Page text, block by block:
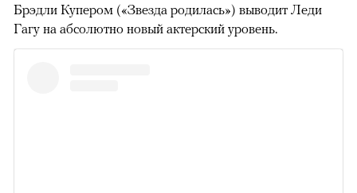
Брэдли Купером («Звезда родилась») выводит Леди
Гагу на абсолютно новый актерский уровень.